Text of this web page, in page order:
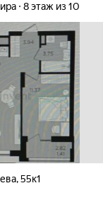
8 этаж из 10
,55к1